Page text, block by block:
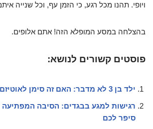
ויופי. תהנו מכל רגע, כי הזמן עף, וכל שנייה
בהצלחה במסע המופלא הזה! אתם אלופים.
פוסטים קשורים לנושא:
ילד בן 3 לא מדבר: האם זה סימן לאוטיזם?
רגישות למגע בבגדים: הסיבה
סיפר לכם